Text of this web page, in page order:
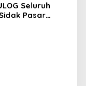
Seluruh
Pasar
2026